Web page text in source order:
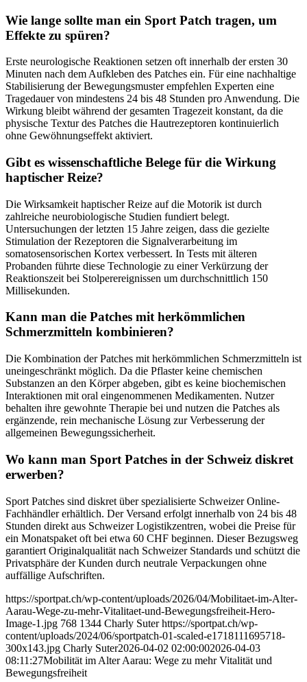
Wie lange sollte man ein Sport Patch tragen, um
Effekte zu spüren?
Erste neurologische Reaktionen setzen oft innerhalb der ersten 30
Minuten nach dem Aufkleben des Patches ein. Für eine nachhaltige
Stabilisierung der Bewegungsmuster empfehlen Experten eine
Tragedauer von mindestens 24 bis 48 Stunden pro Anwendung. Die
Wirkung bleibt während der gesamten Tragezeit konstant, da die
physische Textur des Patches die Hautrezeptoren kontinuierlich
ohne Gewöhnungseffekt aktiviert.
Gibt es wissenschaftliche Belege für die Wirkung
haptischer Reize?
Die Wirksamkeit haptischer Reize auf die Motorik ist durch
zahlreiche neurobiologische Studien fundiert belegt.
Untersuchungen der letzten 15 Jahre zeigen, dass die gezielte
Stimulation der Rezeptoren die Signalverarbeitung im
somatosensorischen Kortex verbessert. In Tests mit älteren
Probanden führte diese Technologie zu einer Verkürzung der
Reaktionszeit bei Stolperereignissen um durchschnittlich 150
Millisekunden.
Kann man die Patches mit herkömmlichen
Schmerzmitteln kombinieren?
Die Kombination der Patches mit herkömmlichen Schmerzmitteln ist
uneingeschränkt möglich. Da die Pflaster keine chemischen
Substanzen an den Körper abgeben, gibt es keine biochemischen
Interaktionen mit oral eingenommenen Medikamenten. Nutzer
behalten ihre gewohnte Therapie bei und nutzen die Patches als
ergänzende, rein mechanische Lösung zur Verbesserung der
allgemeinen Bewegungssicherheit.
Wo kann man Sport Patches in der Schweiz diskret
erwerben?
Sport Patches sind diskret über spezialisierte Schweizer Online-
Fachhändler erhältlich. Der Versand erfolgt innerhalb von 24 bis 48
Stunden direkt aus Schweizer Logistikzentren, wobei die Preise für
ein Monatspaket oft bei etwa 60 CHF beginnen. Dieser Bezugsweg
garantiert Originalqualität nach Schweizer Standards und schützt die
Privatsphäre der Kunden durch neutrale Verpackungen ohne
auffällige Aufschriften.
https://sportpat.ch/wp-content/uploads/2026/04/Mobilitaet-im-Alter-
Aarau-Wege-zu-mehr-Vitalitaet-und-Bewegungsfreiheit-Hero-
Image-1.jpg 768 1344 Charly Suter https://sportpat.ch/wp-
content/uploads/2024/06/sportpatch-01-scaled-e1718111695718-
300x143.jpg Charly Suter2026-04-02 02:00:002026-04-03
08:11:27Mobilität im Alter Aarau: Wege zu mehr Vitalität und
Bewegungsfreiheit